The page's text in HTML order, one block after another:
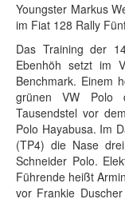
Youngster Markus
im Fiat 128 Rally
Das Training der
Ebenhöh setzt im
Benchmark. Einem
grünen VW Polo
Tausendstel vor
Polo Hayabusa. Im
(TP4) die Nase
Schneider Polo.
Führende heißt
vor Frankie